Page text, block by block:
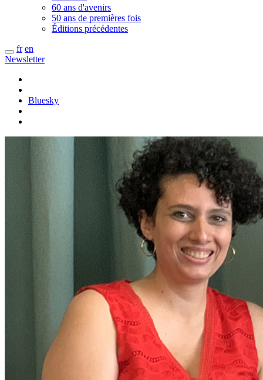
60 ans d'avenirs
50 ans de premières fois
Éditions précédentes
fr en
Newsletter
Bluesky